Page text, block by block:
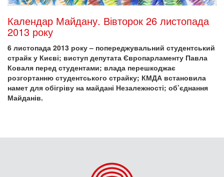
Календар Майдану. Вівторок 26 листопада
2013 року
6 листопада 2013 року – попереджувальний студентський
страйк у Києві; виступ депутата Європарламенту Павла
Коваля перед студентами; влада перешкоджає
розгортанню студентського страйку; КМДА встановила
намет для обігріву на майдані Незалежності; об’єднання
Майданів.